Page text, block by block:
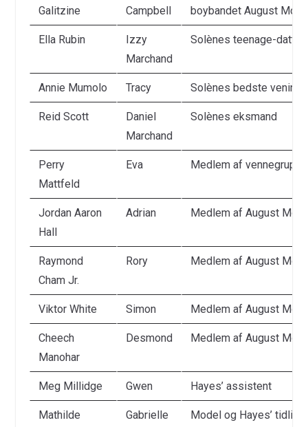
Galitzine
Campbell
boybandet August Moon
Ella Rubin
Izzy
Marchand
Solènes teenage-datter
Annie Mumolo Tracy Solènes bedste veninde
Reid Scott
Daniel
Marchand
Solènes eksmand
Perry
Mattfeld
Eva Medlem af
Jordan Aaron
Hall
Adrian Medlem af August
Raymond
Cham Jr.
Rory Medlem af August
Viktor White Simon Medlem af August
Cheech
Manohar
Desmond Medlem af August
Meg Millidge Gwen Hayes’ assistent
Mathilde
Gabrielle
Model og Hayes’